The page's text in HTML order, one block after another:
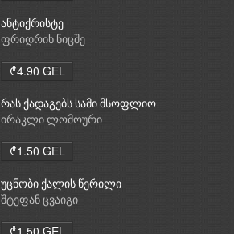
ანტიქრისტე
ფრიდრიხ ნიცშე
₾4.90 GEL
რას ქადაგებს სამი მსოფლიო
რელიგია: ბუდიზმი,
ირაკლი ლომოური
₾1.50 GEL
უცნობი ქალის წერილი
შტეფან ცვაიგი